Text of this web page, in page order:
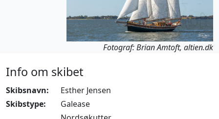
Fotograf: Brian Amtoft, altien.dk
Info om skibet
Skibsnavn:
Esther Jensen
Skibstype:
Galease